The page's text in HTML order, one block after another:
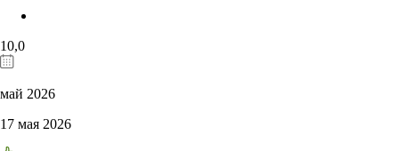
10,0
май 2026
17 мая 2026